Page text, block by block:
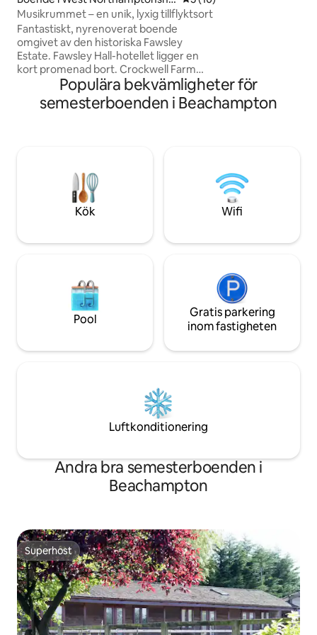
e
Musikrummet – en unik, lyxig tillflyktsort
Fantastiskt, nyrenoverat boende
omgivet av den historiska Fawsley
Estate. Fawsley Hall-hotellet ligger en
kort promenad bort. Crockwell Farm
ligger 7 miles bort och Silverstone Circuit
ligger bara 30 minuters bilresa bort. The
Music Room är en unik fristående
Everhot, diskmaskin, tvättmaskin,
torktumlare, vedeldad brännare,
luftkonditionering, laddning för elbil.
Utsikt över parken.
Populära bekvämligheter för
semesterboenden i Beachampton
Kök Wifi
Pool
Gratis parkering
inom fastigheten
Luftkonditionering
Andra bra semesterboenden i
Beachampton
Superhost
Superhost